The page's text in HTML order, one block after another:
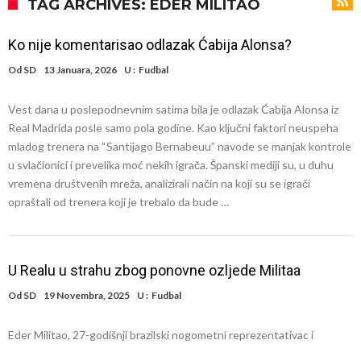
Zašto je nepoznati italijanski petoligaš dobio čudesan stadion od 62
ode
Deco nije samo zbog Hulijana Alvareza bio u Madridu, Barselona
sprema “krađu stoleća”?
Potresne scene na poslednjem ispraćaju UFC borca! Ogromna
povorka, dirljiva muzika i aplauz koji izazivaju suze
GROM USMRTIO FUDBALERA: Tragičan događaj na tajlandskom
turniru! Povređeno još 12 igrača!
Kapiten slavnog kluba pretučen nasmrt pred svojim domom, cela
TAG ARCHIVES: EDER MILITAO
Ko nije komentarisao odlazak Ćabija Alonsa?
Od SD 13 Januara, 2026 U : Fudbal
Vest dana u poslepodnevnim satima bila je odlazak Ćabija Alonsa iz
Real Madrida posle samo pola godine. Kao ključni faktori neuspeha
mladog trenera na “Santijago Bernabeuu” navode se manjak kontrole
u svlačionici i prevelika moć nekih igrača. Španski mediji su, u duhu
vremena društvenih mreža, analizirali način na koji su se igrači
opraštali od trenera koji je trebalo da bude …
U Realu u strahu zbog ponovne ozljede Militaa
Od SD 19 Novembra, 2025 U : Fudbal
Eder Militao, 27-godišnji brazilski nogometni reprezentativac i